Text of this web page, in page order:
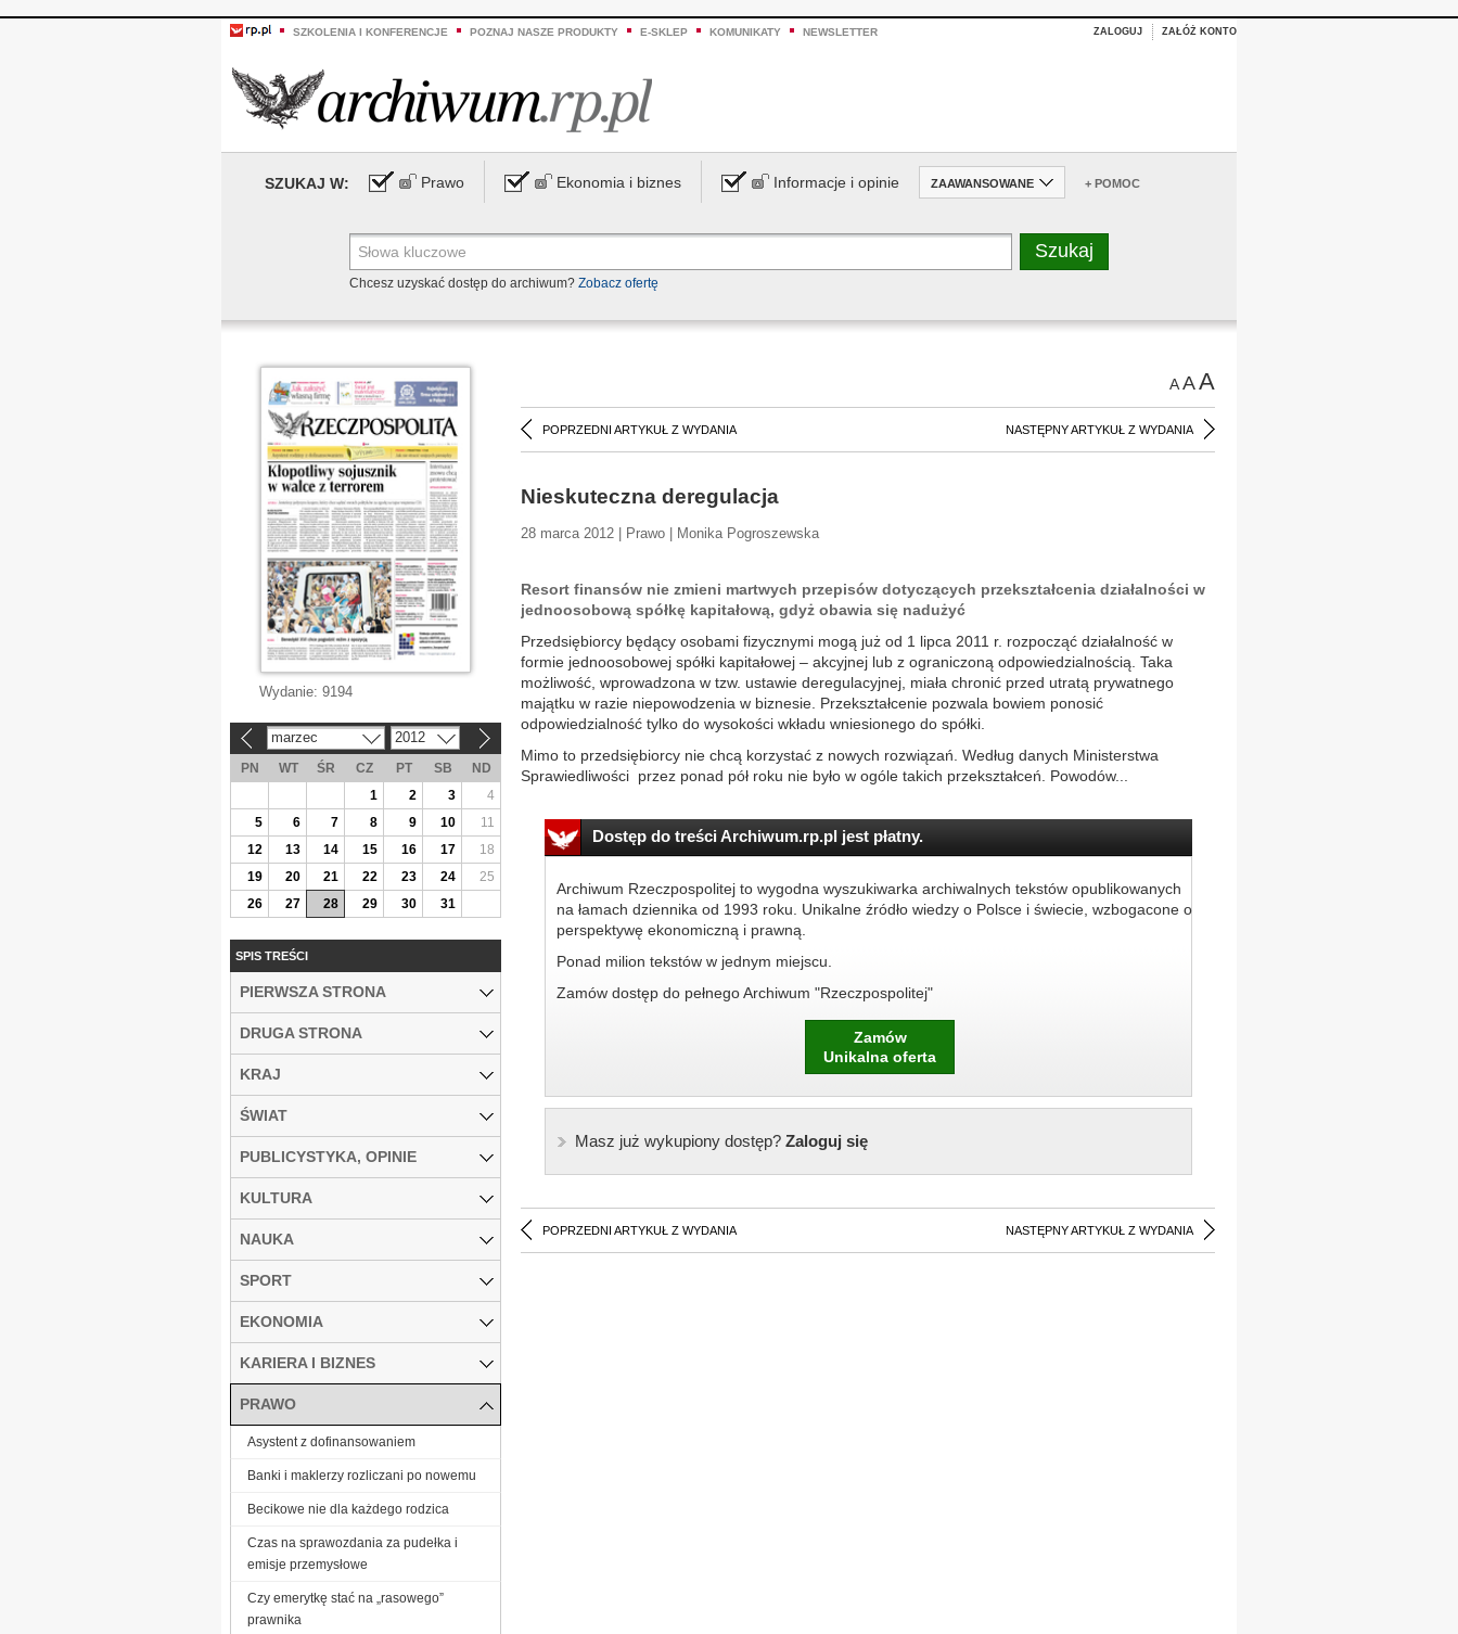
SZKOLENIA I KONFERENCJE POZNAJ NASZE PRODUKTY E-SKLEP KOMUNIKATY NEWSLETTER ZALOGUJ ZAŁÓŻ KONTO
SZUKAJ W: Prawo Ekonomia i biznes Informacje i opinie ZAAWANSOWANE + POMOC
Chcesz uzyskać dostęp do archiwum? Zobacz ofertę
AAA
POPRZEDNI ARTYKUŁ Z WYDANIA NASTĘPNY ARTYKUŁ Z WYDANIA
Nieskuteczna deregulacja
28 marca 2012 | Prawo | Monika Pogroszewska
Resort finansów nie zmieni martwych przepisów dotyczących przekształcenia działalności w
jednoosobową spółkę kapitałową, gdyż obawia się nadużyć
Przedsiębiorcy będący osobami fizycznymi mogą już od 1 lipca 2011 r. rozpocząć działalność w
formie jednoosobowej spółki kapitałowej – akcyjnej lub z ograniczoną odpowiedzialnością. Taka
możliwość, wprowadzona w tzw. ustawie deregulacyjnej, miała chronić przed utratą prywatnego
majątku w razie niepowodzenia w biznesie. Przekształcenie pozwala bowiem ponosić
odpowiedzialność tylko do wysokości wkładu wniesionego do spółki.
Mimo to przedsiębiorcy nie chcą korzystać z nowych rozwiązań. Według danych Ministerstwa
Sprawiedliwości przez ponad pół roku nie było w ogóle takich przekształceń. Powodów...
Dostęp do treści Archiwum.rp.pl jest płatny.
Archiwum Rzeczpospolitej to wygodna wyszukiwarka archiwalnych tekstów opublikowanych
na łamach dziennika od 1993 roku. Unikalne źródło wiedzy o Polsce i świecie, wzbogacone o
perspektywę ekonomiczną i prawną.
Ponad milion tekstów w jednym miejscu.
Zamów dostęp do pełnego Archiwum "Rzeczpospolitej"
Zamów
Unikalna oferta
Masz już wykupiony dostęp?Zaloguj się
POPRZEDNI ARTYKUŁ Z WYDANIA NASTĘPNY ARTYKUŁ Z WYDANIA
Wydanie: 9194
marzec 2012
PN WT ŚR CZ PT SB
ND
1
2 3
4
5
6 7 8 9 10
11
12
13 14 15 16 17
18
19
20 21 22 23 24
25
26
27 28 29 30 31
SPIS TREŚCI
PIERWSZA STRONA
DRUGA STRONA
KRAJ
ŚWIAT
PUBLICYSTYKA, OPINIE
KULTURA
NAUKA
SPORT
EKONOMIA
KARIERA I BIZNES
PRAWO
Asystent z dofinansowaniem
Banki i maklerzy rozliczani po nowemu
Becikowe nie dla każdego rodzica
Czas na sprawozdania za pudełka i
emisje przemysłowe
Czy emerytkę stać na „rasowego”
prawnika